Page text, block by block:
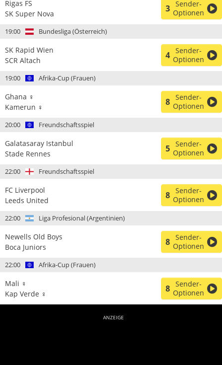
Rigas FS
SK Super Nova
3 Sender-
Optionen
19:00 Bundesliga (Österreich)
SK Rapid Wien
SCR Altach
4 Sender-
Optionen
19:00 Afrika-Cup (Frauen)
Ghana ♀
Kamerun ♀
8 Sender-
Optionen
20:00 Freundschaftsspiel
Galatasaray Istanbul
Stade Rennes
5 Sender-
Optionen
22:00 Freundschaftsspiel
FC Liverpool
Leeds United
8 Sender-
Optionen
22:00 Liga Profesional (Argentinien)
Newells Old Boys
Boca Juniors
8 Sender-
Optionen
22:00 Afrika-Cup (Frauen)
Mali ♀
Kap Verde ♀
8 Sender-
Optionen
ANZEIGE